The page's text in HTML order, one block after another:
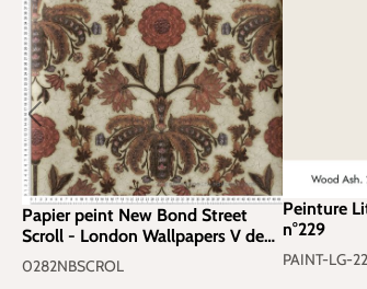
Papier peint New Bond Street
Scroll - London Wallpapers V de
Little Greene | Réf.
0282NBSCROL
0282NBSCROL
Peinture
n°229
PAINT-LG-